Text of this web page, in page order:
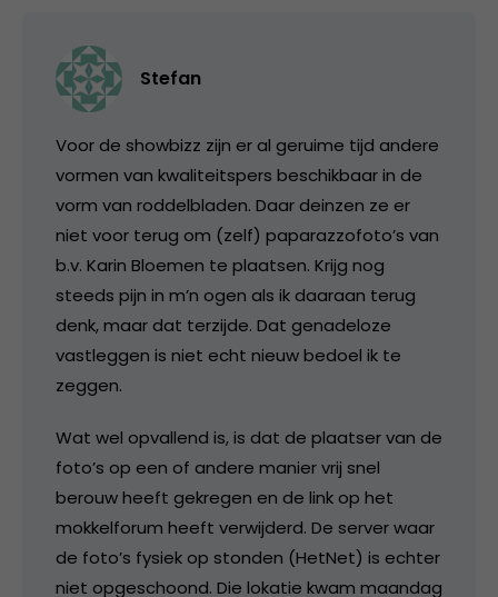
Stefan
Voor de showbizz zijn er al geruime tijd andere
vormen van kwaliteitspers beschikbaar in de
vorm van roddelbladen. Daar deinzen ze er
niet voor terug om (zelf) paparazzofoto’s van
b.v. Karin Bloemen te plaatsen. Krijg nog
steeds pijn in m’n ogen als ik daaraan terug
denk, maar dat terzijde. Dat genadeloze
vastleggen is niet echt nieuw bedoel ik te
zeggen.
Wat wel opvallend is, is dat de plaatser van de
foto’s op een of andere manier vrij snel
berouw heeft gekregen en de link op het
mokkelforum heeft verwijderd. De server waar
de foto’s fysiek op stonden (HetNet) is echter
niet opgeschoond. Die lokatie kwam maandag